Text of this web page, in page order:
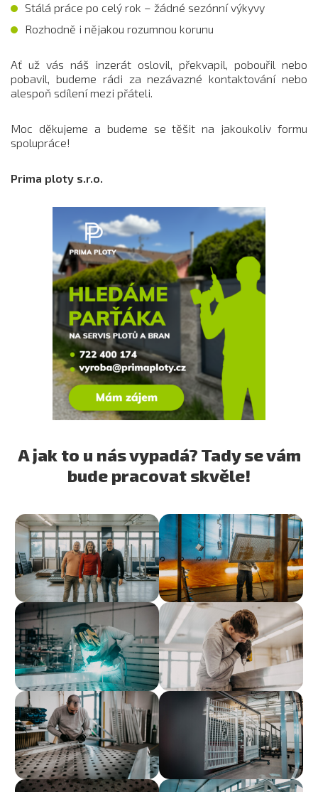
Stálá práce po celý rok – žádné sezónní výkyvy
Rozhodně i nějakou rozumnou korunu
Ať už vás náš inzerát oslovil, překvapil, pobouřil nebo
pobavil, budeme rádi za nezávazné kontaktování nebo
alespoň sdílení mezi přáteli.
Moc děkujeme a budeme se těšit na jakoukoliv formu
spolupráce!
Prima ploty s.r.o.
A jak to u nás vypadá? Tady se vám
bude pracovat skvěle!